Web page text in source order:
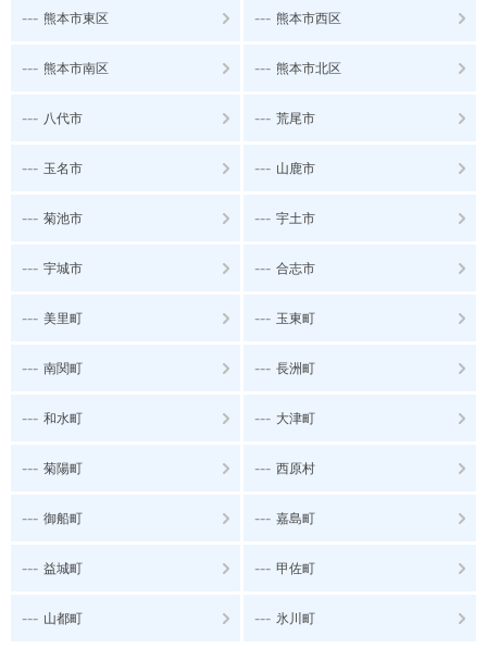
--- 熊本市東区 --- 熊本市西区
--- 熊本市南区 --- 熊本市北区
--- 八代市 --- 荒尾市
--- 玉名市 --- 山鹿市
--- 菊池市 --- 宇土市
--- 宇城市 --- 合志市
--- 美里町 --- 玉東町
--- 南関町 --- 長洲町
--- 和水町 --- 大津町
--- 菊陽町 --- 西原村
--- 御船町 --- 嘉島町
--- 益城町 --- 甲佐町
--- 山都町 --- 氷川町